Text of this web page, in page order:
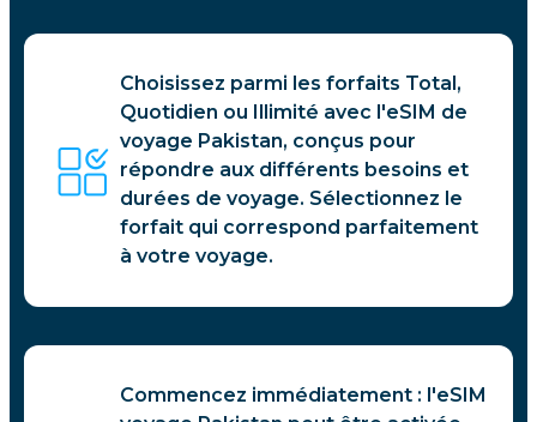
Choisissez parmi les forfaits Total,
Quotidien ou Illimité avec l'eSIM de
voyage Pakistan, conçus pour
répondre aux différents besoins et
durées de voyage. Sélectionnez le
forfait qui correspond parfaitement
à votre voyage.
Commencez immédiatement : l'eSIM